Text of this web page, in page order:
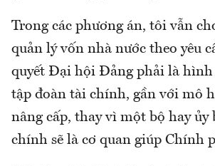
Trong các phương án, tôi vẫn
quản lý vốn nhà nước theo yêu
quyết Đại hội Đảng phải là hình
tập đoàn tài chính, gần với mô
nâng cấp, thay vì một bộ hay ủy
chính sẽ là cơ quan giúp Chính